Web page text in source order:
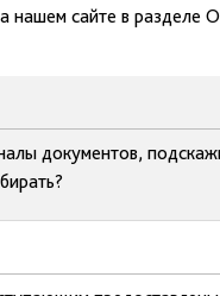
нашем сайте в разделе
документов,